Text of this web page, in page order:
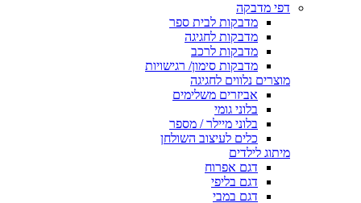
דפי מדבקה
מדבקות לבית ספר
מדבקות לחגיגה
מדבקות לרכב
מדבקות סימון/ רגישויות
מוצרים נלווים לחגיגה
אביזרים משלימים
בלוני גומי
בלוני מיילר / מספר
כלים לעיצוב השולחן
מיתוג לילדים
דגם אפרוח
דגם בליפי
דגם במבי